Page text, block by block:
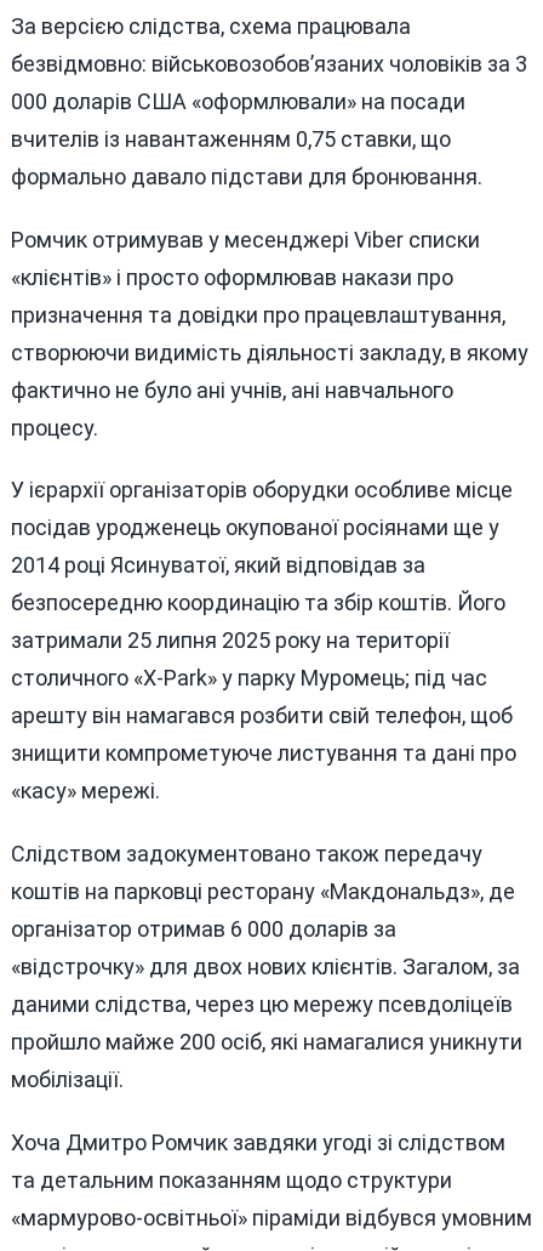
За версією слідства, схема працювала
безвідмовно: військовозобов’язаних чоловіків за 3
000 доларів США «оформлювали» на посади
вчителів із навантаженням 0,75 ставки, що
формально давало підстави для бронювання.
Ромчик отримував у месенджері Viber списки
«клієнтів» і просто оформлював накази про
призначення та довідки про працевлаштування,
створюючи видимість діяльності закладу, в якому
фактично не було ані учнів, ані навчального
процесу.
У ієрархії організаторів оборудки особливе місце
посідав уродженець окупованої росіянами ще у
2014 році Ясинуватої, який відповідав за
безпосередню координацію та збір коштів. Його
затримали 25 липня 2025 року на території
столичного «X-Park» у парку Муромець; під час
арешту він намагався розбити свій телефон, щоб
знищити компрометуюче листування та дані про
«касу» мережі.
Слідством задокументовано також передачу
коштів на парковці ресторану «Макдональдз», де
організатор отримав 6 000 доларів за
«відстрочку» для двох нових клієнтів. Загалом, за
даними слідства, через цю мережу псевдоліцеїв
пройшло майже 200 осіб, які намагалися уникнути
мобілізації.
Хоча Дмитро Ромчик завдяки угоді зі слідством
та детальним показанням щодо структури
«мармурово-освітньої» піраміди відбувся умовним